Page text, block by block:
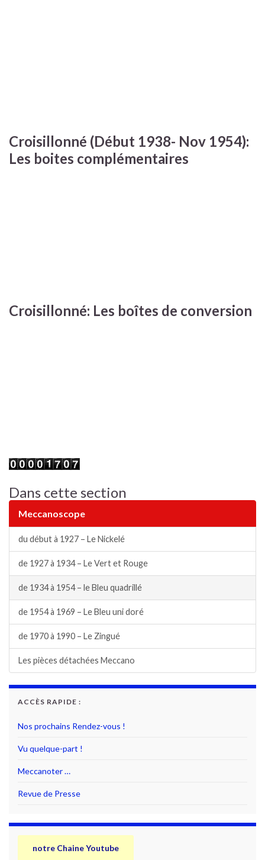
Croisillonné (Début 1938- Nov 1954):
Les boites complémentaires
Croisillonné: Les boîtes de conversion
Dans cette section
Meccanoscope
du début à 1927 – Le Nickelé
de 1927 à 1934 – Le Vert et Rouge
de 1934 à 1954 – le Bleu quadrillé
de 1954 à 1969 – Le Bleu uni doré
de 1970 à 1990 – Le Zingué
Les pièces détachées Meccano
ACCÈS RAPIDE :
Nos prochains Rendez-vous !
Vu quelque-part !
Meccanoter …
Revue de Presse
notre Chaine Youtube